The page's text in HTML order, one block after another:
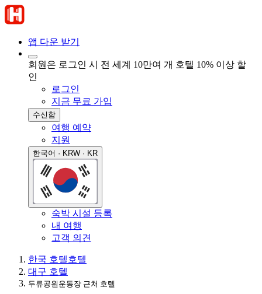
앱 다운 받기
회원은 로그인 시 전 세계 10만여 개 호텔 10% 이상 할
인
로그인
지금 무료 가입
수신함
여행 예약
지원
한국어 · KRW · KR
숙박 시설 등록
내 여행
고객 의견
한국 호텔호텔
대구 호텔
두류공원운동장 근처 호텔